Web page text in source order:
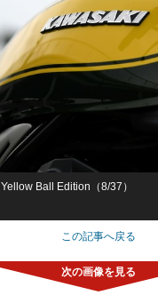
Ball Edition（8/37）
この記事へ戻る